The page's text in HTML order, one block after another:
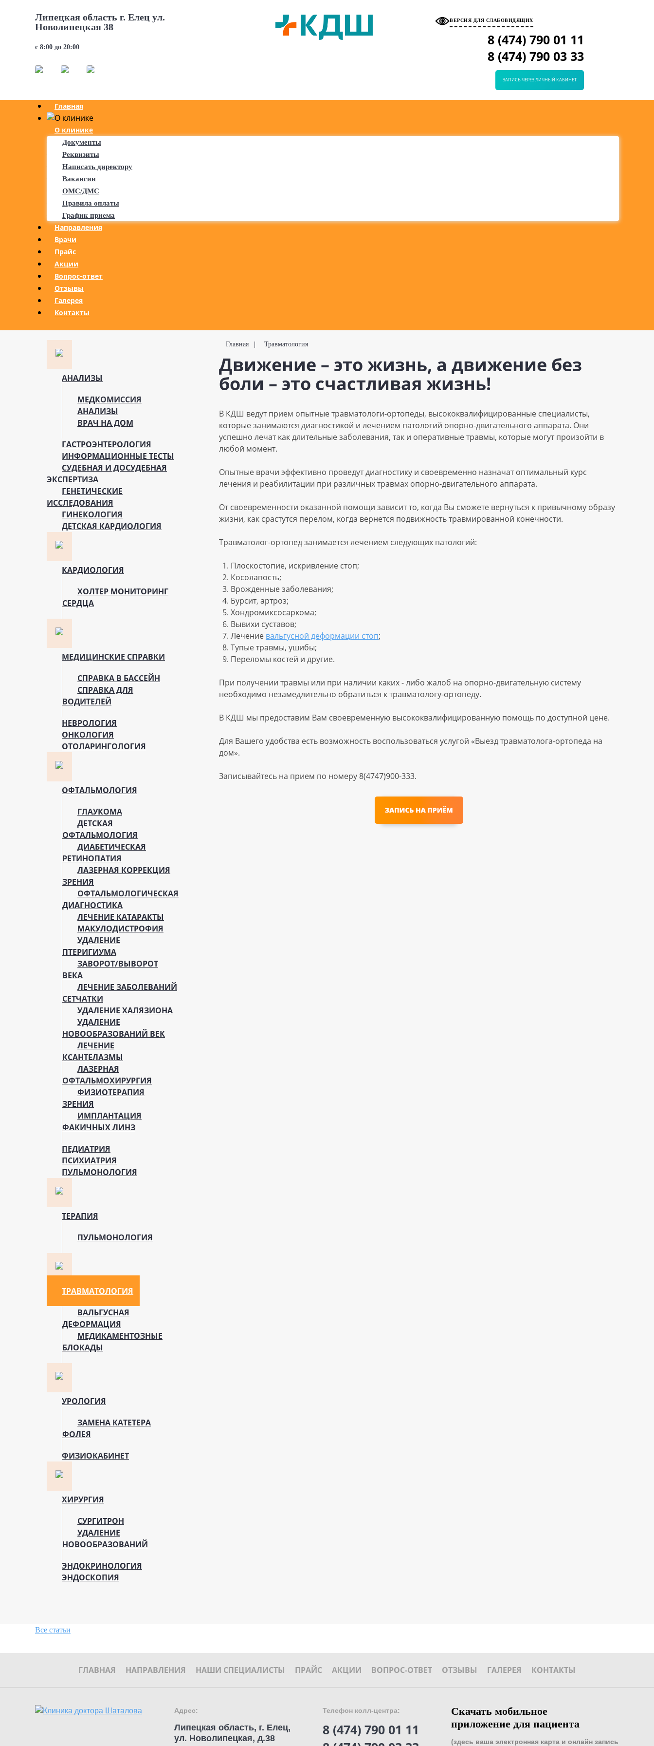
Липецкая область г. Елец ул.
Новолипецкая 38
с 8:00 до 20:00
ВЕРСИЯ ДЛЯ СЛАБОВИДЯЩИХ
8 (474) 790 01 11
8 (474) 790 03 33
ЗАПИСЬ ЧЕРЕЗ ЛИЧНЫЙ КАБИНЕТ
Главная
О клинике
Документы
Реквизиты
Написать директору
Вакансии
ОМС/ДМС
Правила оплаты
График приема
Направления
Врачи
Прайс
Акции
Вопрос-ответ
Отзывы
Галерея
Контакты
Главная Травматология
Движение – это жизнь, а движение без
боли – это счастливая жизнь!
В КДШ ведут прием опытные травматологи-ортопеды, высококвалифицированные специалисты,
которые занимаются диагностикой и лечением патологий опорно-двигательного аппарата. Они
успешно лечат как длительные заболевания, так и оперативные травмы, которые могут произойти в
любой момент.
Опытные врачи эффективно проведут диагностику и своевременно назначат оптимальный курс
лечения и реабилитации при различных травмах опорно-двигательного аппарата.
От своевременности оказанной помощи зависит то, когда Вы сможете вернуться к привычному образу
жизни, как срастутся перелом, когда вернется подвижность травмированной конечности.
Травматолог-ортопед занимается лечением следующих патологий:
Плоскостопие, искривление стоп;
Косолапость;
Врожденные заболевания;
Бурсит, артроз;
Хондромиксосаркома;
Вывихи суставов;
Лечение вальгусной деформации стоп;
Тупые травмы, ушибы;
Переломы костей и другие.
При получении травмы или при наличии каких - либо жалоб на опорно-двигательную систему
необходимо незамедлительно обратиться к травматологу-ортопеду.
В КДШ мы предоставим Вам своевременную высококвалифицированную помощь по доступной цене.
Для Вашего удобства есть возможность воспользоваться услугой «Выезд травматолога-ортопеда на
дом».
Записывайтесь на прием по номеру 8(4747)900-333.
АНАЛИЗЫ
МЕДКОМИССИЯ
АНАЛИЗЫ
ВРАЧ НА ДОМ
ГАСТРОЭНТЕРОЛОГИЯ
ИНФОРМАЦИОННЫЕ ТЕСТЫ
СУДЕБНАЯ И ДОСУДЕБНАЯ
ЭКСПЕРТИЗА
ГЕНЕТИЧЕСКИЕ
ИССЛЕДОВАНИЯ
ГИНЕКОЛОГИЯ
ДЕТСКАЯ КАРДИОЛОГИЯ
КАРДИОЛОГИЯ
ХОЛТЕР МОНИТОРИНГ
СЕРДЦА
МЕДИЦИНСКИЕ СПРАВКИ
СПРАВКА В БАССЕЙН
СПРАВКА ДЛЯ
ВОДИТЕЛЕЙ
НЕВРОЛОГИЯ
ОНКОЛОГИЯ
ОТОЛАРИНГОЛОГИЯ
ОФТАЛЬМОЛОГИЯ
ГЛАУКОМА
ДЕТСКАЯ
ОФТАЛЬМОЛОГИЯ
ДИАБЕТИЧЕСКАЯ
РЕТИНОПАТИЯ
ЛАЗЕРНАЯ КОРРЕКЦИЯ
ЗРЕНИЯ
ОФТАЛЬМОЛОГИЧЕСКАЯ
ДИАГНОСТИКА
ЛЕЧЕНИЕ КАТАРАКТЫ
МАКУЛОДИСТРОФИЯ
УДАЛЕНИЕ
ПТЕРИГИУМА
ЗАВОРОТ/ВЫВОРОТ
ВЕКА
ЛЕЧЕНИЕ ЗАБОЛЕВАНИЙ
СЕТЧАТКИ
УДАЛЕНИЕ ХАЛЯЗИОНА
УДАЛЕНИЕ
НОВООБРАЗОВАНИЙ ВЕК
ЛЕЧЕНИЕ
КСАНТЕЛАЗМЫ
ЛАЗЕРНАЯ
ОФТАЛЬМОХИРУРГИЯ
ФИЗИОТЕРАПИЯ
ЗРЕНИЯ
ИМПЛАНТАЦИЯ
ФАКИЧНЫХ ЛИНЗ
ПЕДИАТРИЯ
ПСИХИАТРИЯ
ПУЛЬМОНОЛОГИЯ
ТЕРАПИЯ
ПУЛЬМОНОЛОГИЯ
ТРАВМАТОЛОГИЯ
ВАЛЬГУСНАЯ
ДЕФОРМАЦИЯ
МЕДИКАМЕНТОЗНЫЕ
БЛОКАДЫ
УРОЛОГИЯ
ЗАМЕНА КАТЕТЕРА
ФОЛЕЯ
ФИЗИОКАБИНЕТ
ХИРУРГИЯ
СУРГИТРОН
УДАЛЕНИЕ
НОВООБРАЗОВАНИЙ
ЭНДОКРИНОЛОГИЯ
ЭНДОСКОПИЯ
Все статьи
ГЛАВНАЯ НАПРАВЛЕНИЯ НАШИ СПЕЦИАЛИСТЫ ПРАЙС АКЦИИ ВОПРОС-ОТВЕТ ОТЗЫВЫ ГАЛЕРЕЯ КОНТАКТЫ
Адрес:
Липецкая область, г. Елец,
ул. Новолипецкая, д.38
Телефон колл-центра:
8 (474) 790 01 11
Скачать мобильное
приложение для пациента
(здесь ваша электронная карта и онлайн запись